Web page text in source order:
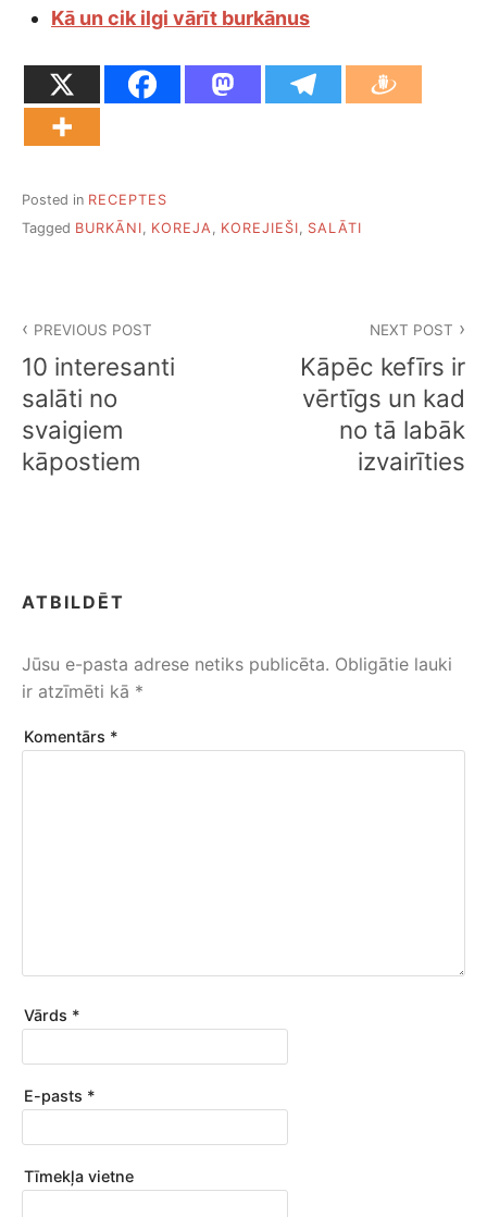
Kā un cik ilgi vārīt burkānus
Posted in RECEPTES
Tagged BURKĀNI, KOREJA, KOREJIEŠI, SALĀTI
izvēlne
PREVIOUS POST
10 interesanti
salāti no
svaigiem
kāpostiem
NEXT POST
Kāpēc kefīrs ir
vērtīgs un kad
no tā labāk
izvairīties
ATBILDĒT
Jūsu e-pasta adrese netiks publicēta. Obligātie lauki
ir atzīmēti kā *
Komentārs *
Vārds *
E-pasts *
Tīmekļa vietne